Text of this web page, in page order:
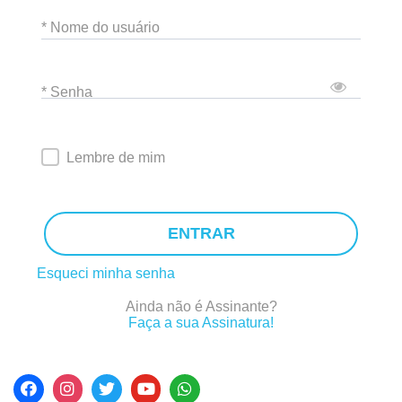
* Nome do usuário
* Senha
Lembre de mim
ENTRAR
Esqueci minha senha
Ainda não é Assinante?
Faça a sua Assinatura!